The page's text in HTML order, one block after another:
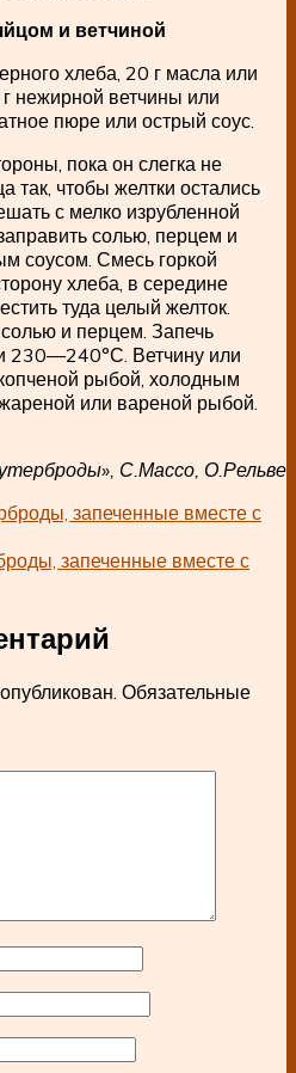
и ветчиной
хлеба, 20 г масла или
нежирной ветчины или
пюре или острый соус.
пока он слегка не
так, чтобы желтки остались
с мелко изрубленной
солью, перцем и
соусом. Смесь горкой
хлеба, в середине
туда целый желток.
и перцем. Запечь
230—240°С. Ветчину или
рыбой, холодным
или вареной рыбой.
С.Массо, О.Рельве
запеченные вместе с
запеченные вместе с
Обязательные